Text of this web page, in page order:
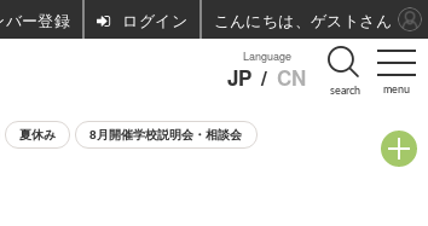
menu
Language
JP / CN search
夏休み 8月開催学校説明会・相談会
ログイン こんにちは、ゲストさん